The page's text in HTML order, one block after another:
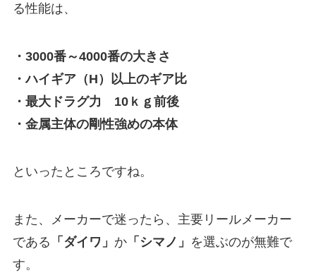
る性能は、
・3000番～4000番の大きさ
・ハイギア（H）以上のギア比
・最大ドラグ力 10ｋｇ前後
・金属主体の剛性強めの本体
といったところですね。
また、メーカーで迷ったら、主要リールメーカー
である 「ダイワ」 か「シマノ」 を選ぶのが無難で
す。